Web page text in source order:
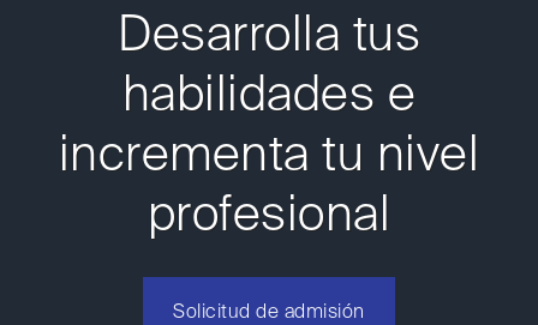
Desarrolla tus
habilidades e
incrementa tu nivel
profesional
Solicitud de admisión